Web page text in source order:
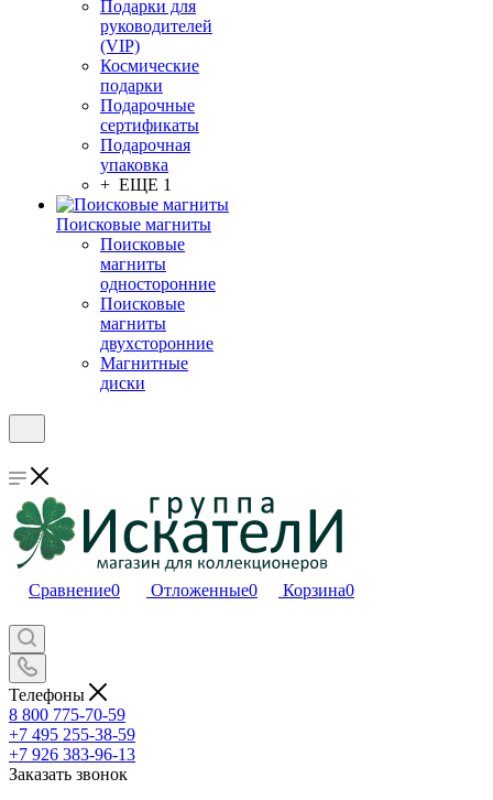
Подарки для
руководителей
(VIP)
Космические
подарки
Подарочные
сертификаты
Подарочная
упаковка
+ ЕЩЕ 1
Поисковые магниты
Поисковые
магниты
односторонние
Поисковые
магниты
двухсторонние
Магнитные
диски
Сравнение0 Отложенные0 Корзина0
Телефоны
8 800 775-70-59
+7 495 255-38-59
+7 926 383-96-13
Заказать звонок